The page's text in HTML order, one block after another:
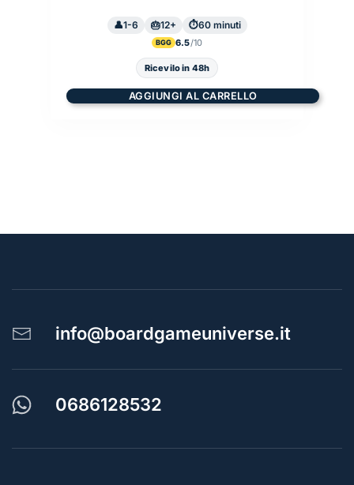
1-6 12+ 60 minuti
BGG 6.5
Ricevilo in 48h
AGGIUNGI AL CARRELLO
info@boardgameuniverse.it
0686128532